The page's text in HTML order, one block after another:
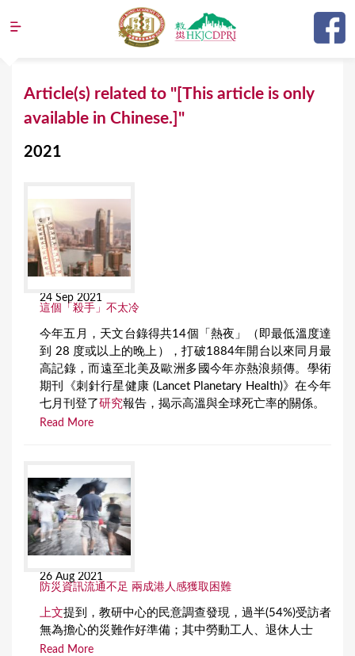
Jump to navigation
Article(s) related to "[This article is only
available in Chinese.]"
2021
24 Sep 2021
這個「殺手」不太冷
今年五月，天文台錄得共14個「熱夜」（即最低溫度達
到 28 度或以上的晚上），打破1884年開台以來同月最
高記錄，而遠至北美及歐洲多國今年亦熱浪頻傳。學術
期刊《刺針行星健康 (Lancet Planetary Health)》在今年
七月刊登了研究報告，揭示高溫與全球死亡率的關係。
Read More
26 Aug 2021
防災資訊流通不足 兩成港人感獲取困難
上文提到，教研中心的民意調查發現，過半(54%)受訪者
無為擔心的災難作好準備；其中勞動工人、退休人士
Read More